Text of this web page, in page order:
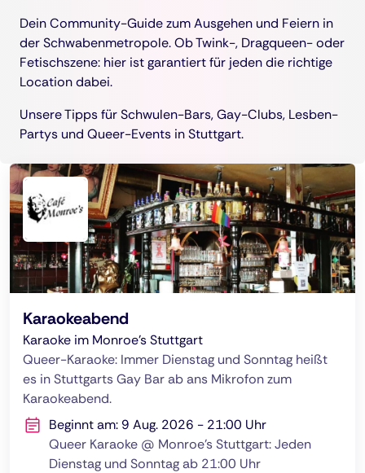
Dein Community-Guide zum Ausgehen und Feiern in
der Schwabenmetropole. Ob Twink-, Dragqueen- oder
Fetischszene: hier ist garantiert für jeden die richtige
Location dabei.
Unsere Tipps für Schwulen-Bars, Gay-Clubs, Lesben-
Partys und Queer-Events in Stuttgart.
Karaokeabend
Karaoke im Monroe's Stuttgart
Queer-Karaoke: Immer Dienstag und Sonntag heißt
es in Stuttgarts Gay Bar ab ans Mikrofon zum
Karaokeabend.
Beginnt am: 9 Aug. 2026 - 21:00 Uhr
Queer Karaoke @ Monroe's Stuttgart: Jeden
Dienstag und Sonntag ab 21:00 Uhr